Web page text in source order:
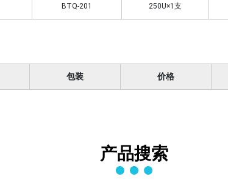
BTQ-201 250U×1支
包装 价格
产品搜索